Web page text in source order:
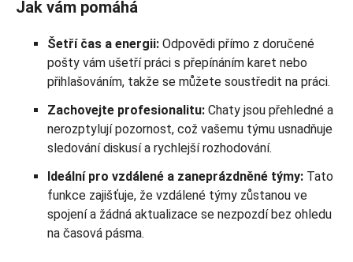
Jak vám pomáhá
Šetří čas a energii: Odpovědi přímo z doručené
pošty vám ušetří práci s přepínáním karet nebo
přihlašováním, takže se můžete soustředit na práci.
Zachovejte profesionalitu: Chaty jsou přehledné a
nerozptylují pozornost, což vašemu týmu usnadňuje
sledování diskusí a rychlejší rozhodování.
Ideální pro vzdálené a zaneprázdněné týmy: Tato
funkce zajišťuje, že vzdálené týmy zůstanou ve
spojení a žádná aktualizace se nezpozdí bez ohledu
na časová pásma.